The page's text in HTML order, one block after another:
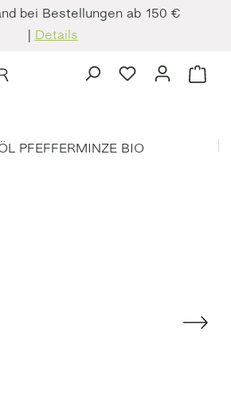
bei Bestellungen ab 150 €
Details
Du hast 0